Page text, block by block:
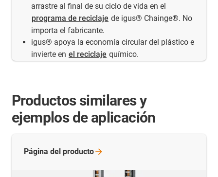
arrastre al final de su ciclo de vida en el
programa de reciclaje de igus® Chainge®. No
importa el fabricante.
igus® apoya la economía circular del plástico e
invierte en el reciclaje químico.
Productos similares y
ejemplos de aplicación
Página del producto